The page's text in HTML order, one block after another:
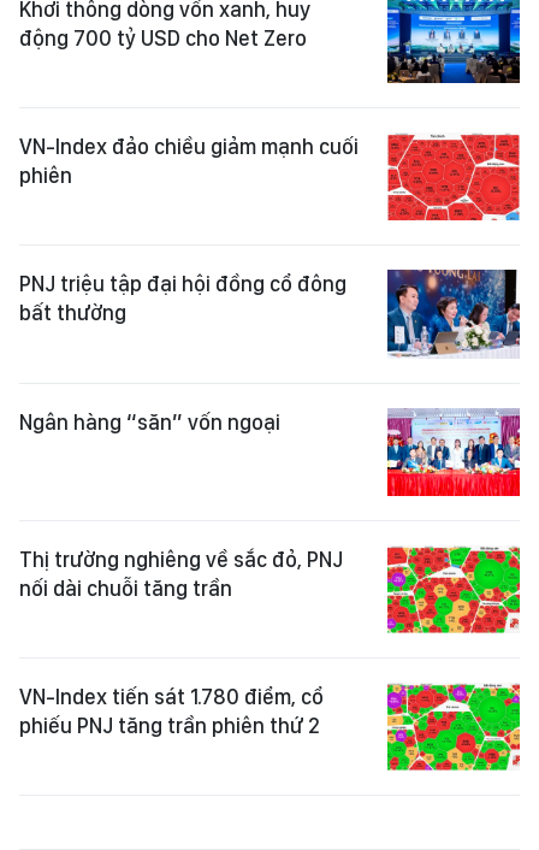
Khơi thông dòng vốn xanh, huy
động 700 tỷ USD cho Net Zero
VN-Index đảo chiều giảm mạnh cuối
phiên
PNJ triệu tập đại hội đồng cổ đông
bất thường
Ngân hàng “săn” vốn ngoại
Thị trường nghiêng về sắc đỏ, PNJ
nối dài chuỗi tăng trần
VN-Index tiến sát 1.780 điểm, cổ
phiếu PNJ tăng trần phiên thứ 2